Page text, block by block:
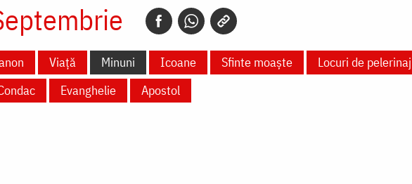
Viață Minuni Icoane Sfinte moaște Locuri de pelerinaj
Evanghelie Apostol